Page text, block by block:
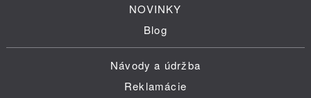
NOVINKY
Blog
Návody a údržba
Reklamácie